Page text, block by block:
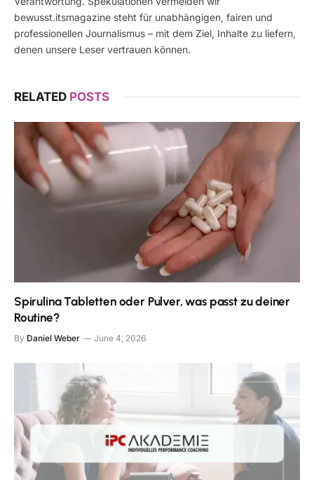
bewusst.itsmagazine steht für unabhängigen, fairen und
professionellen Journalismus – mit dem Ziel, Inhalte zu liefern,
denen unsere Leser vertrauen können.
RELATED POSTS
Spirulina Tabletten oder Pulver, was passt zu deiner
Routine?
By Daniel Weber June 4, 2026